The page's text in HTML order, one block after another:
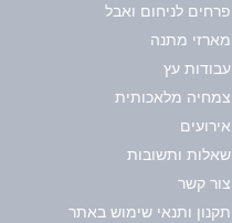
פרחים לניחום ואבל
מארזי מתנה
עבודות עץ
צמחיה מלאכותית
אירועים
שאלות ותשובות
צור קשר
תקנון ותנאי שימוש באתר